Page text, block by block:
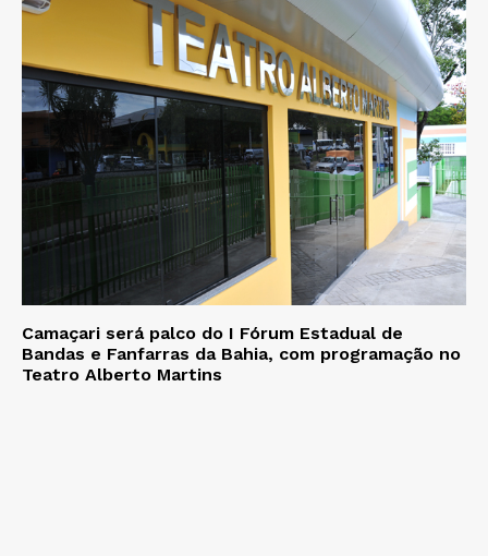
Camaçari será palco do I Fórum Estadual de
Bandas e Fanfarras da Bahia, com programação no
Teatro Alberto Martins